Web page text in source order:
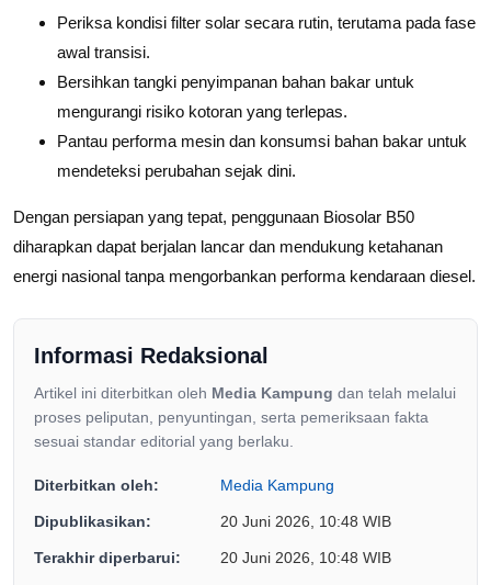
Periksa kondisi filter solar secara rutin, terutama pada fase
awal transisi.
Bersihkan tangki penyimpanan bahan bakar untuk
mengurangi risiko kotoran yang terlepas.
Pantau performa mesin dan konsumsi bahan bakar untuk
mendeteksi perubahan sejak dini.
Dengan persiapan yang tepat, penggunaan Biosolar B50
diharapkan dapat berjalan lancar dan mendukung ketahanan
energi nasional tanpa mengorbankan performa kendaraan diesel.
Informasi Redaksional
Artikel ini diterbitkan oleh Media Kampung dan telah melalui
proses peliputan, penyuntingan, serta pemeriksaan fakta
sesuai standar editorial yang berlaku.
Diterbitkan oleh: Media Kampung
Dipublikasikan: 20 Juni 2026, 10:48 WIB
Terakhir diperbarui: 20 Juni 2026, 10:48 WIB